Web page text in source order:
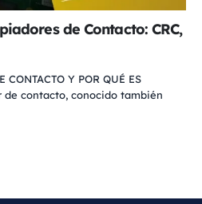
de Contacto: CRC,
Y POR QUÉ ES
de contacto, conocido también